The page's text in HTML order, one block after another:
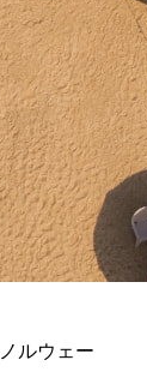
ノルウェー